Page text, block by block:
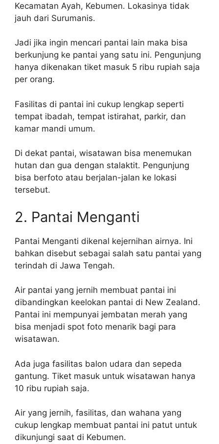
Kecamatan Ayah, Kebumen. Lokasinya tidak
jauh dari Surumanis.
Jadi jika ingin mencari pantai lain maka bisa
berkunjung ke pantai yang satu ini. Pengunjung
hanya dikenakan tiket masuk 5 ribu rupiah saja
per orang.
Fasilitas di pantai ini cukup lengkap seperti
tempat ibadah, tempat istirahat, parkir, dan
kamar mandi umum.
Di dekat pantai, wisatawan bisa menemukan
hutan dan gua dengan stalaktit. Pengunjung
bisa berfoto atau berjalan-jalan ke lokasi
tersebut.
2. Pantai Menganti
Pantai Menganti dikenal kejernihan airnya. Ini
bahkan disebut sebagai salah satu pantai yang
terindah di Jawa Tengah.
Air pantai yang jernih membuat pantai ini
dibandingkan keelokan pantai di New Zealand.
Pantai ini mempunyai jembatan merah yang
bisa menjadi spot foto menarik bagi para
wisatawan.
Ada juga fasilitas balon udara dan sepeda
gantung. Tiket masuk untuk wisatawan hanya
10 ribu rupiah saja.
Air yang jernih, fasilitas, dan wahana yang
cukup lengkap membuat pantai ini patut untuk
dikunjungi saat di Kebumen.